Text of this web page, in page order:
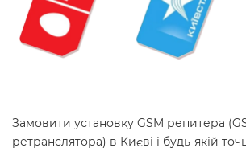
Замовити установку GSM репитера
ретранслятора) в Києві і будь-якій